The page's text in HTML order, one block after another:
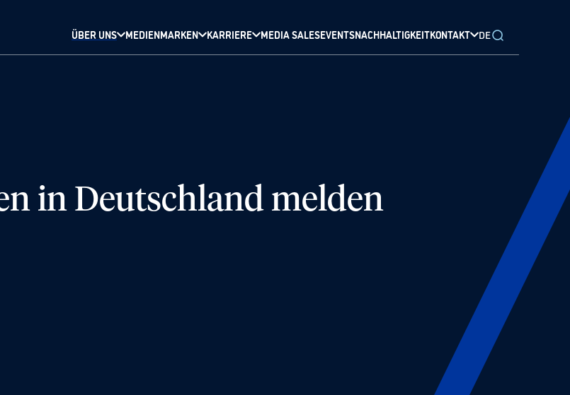
ÜBER UNS MEDIENMARKEN KARRIERE MEDIA SALESEVENTSNACHHALTIGKEITKONTAKT DE
in Deutschland melden